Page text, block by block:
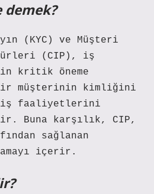
demek?
(KYC) ve Müşteri
(CIP), iş
kritik öneme
müşterinin kimliğini
iş faaliyetlerini
Buna karşılık, CIP,
sağlanan
içerir.